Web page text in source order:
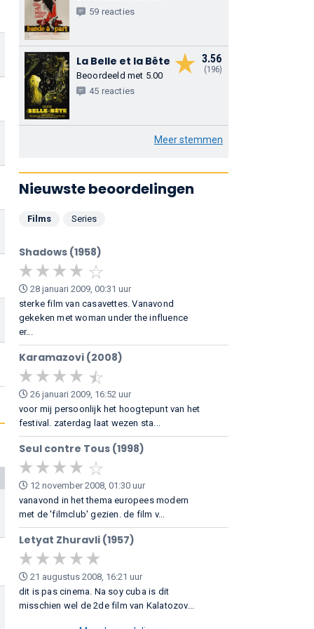
59 reacties
3.56
(196)
La Belle et la Bête
Beoordeeld met 5.00
45 reacties
Meer stemmen
Nieuwste beoordelingen
Films Series
Shadows (1958)
28 januari 2009, 00:31 uur
sterke film van casavettes. Vanavond
gekeken met woman under the influence
er...
Karamazovi (2008)
26 januari 2009, 16:52 uur
voor mij persoonlijk het hoogtepunt van het
festival. zaterdag laat wezen sta...
Seul contre Tous (1998)
12 november 2008, 01:30 uur
vanavond in het thema europees modern
met de 'filmclub' gezien. de film v...
Letyat Zhuravli (1957)
21 augustus 2008, 16:21 uur
dit is pas cinema. Na soy cuba is dit
misschien wel de 2de film van Kalatozov...